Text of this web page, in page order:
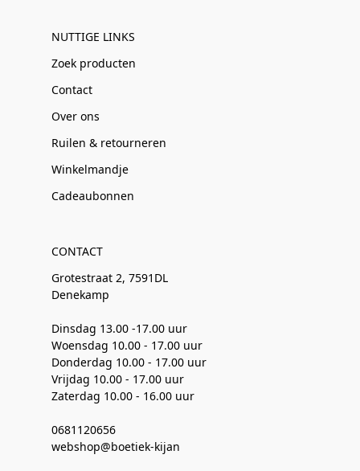
NUTTIGE LINKS
Zoek producten
Contact
Over ons
Ruilen & retourneren
Winkelmandje
Cadeaubonnen
CONTACT
Grotestraat 2, 7591DL
Denekamp
Dinsdag 13.00 -17.00 uur
Woensdag 10.00 - 17.00 uur
Donderdag 10.00 - 17.00 uur
Vrijdag 10.00 - 17.00 uur
Zaterdag 10.00 - 16.00 uur
0681120656
webshop@boetiek-kijan